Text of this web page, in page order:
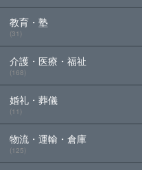
教育・塾
(31)
介護・医療・福祉
(168)
婚礼・葬儀
(11)
物流・運輸・倉庫
(125)